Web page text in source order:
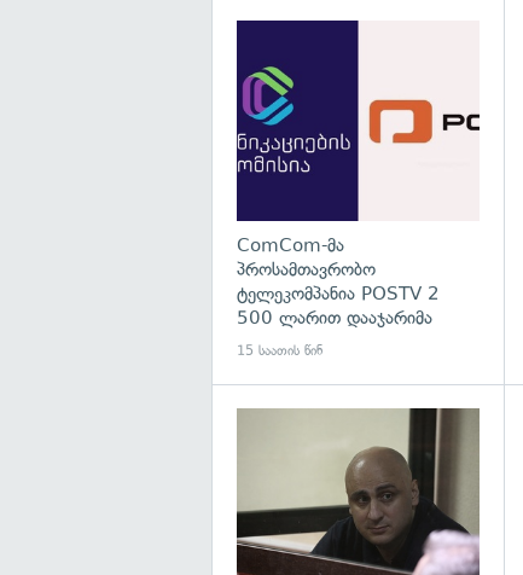
ComCom-მა
პროსამთავრობო
ტელეკომპანია POSTV 2
500 ლარით დააჯარიმა
15 საათის წინ